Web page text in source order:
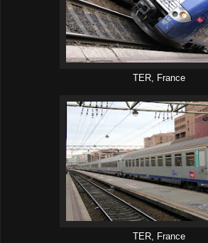
TER, France
TER, France